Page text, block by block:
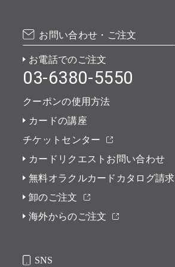
お問い合わせ・ご注文
お電話でのご注文
03-6380-5550
クーポンの使用方法
カードの講座
チケットセンター
カードリクエストお問い合わせ
無料オラクルカードカタログ請求
卸のご注文
海外からのご注文
SNS